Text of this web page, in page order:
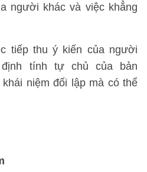
người khác và việc khẳng
tiếp thu ý kiến của người
tính tự chủ của bản
niệm đối lập mà có thể